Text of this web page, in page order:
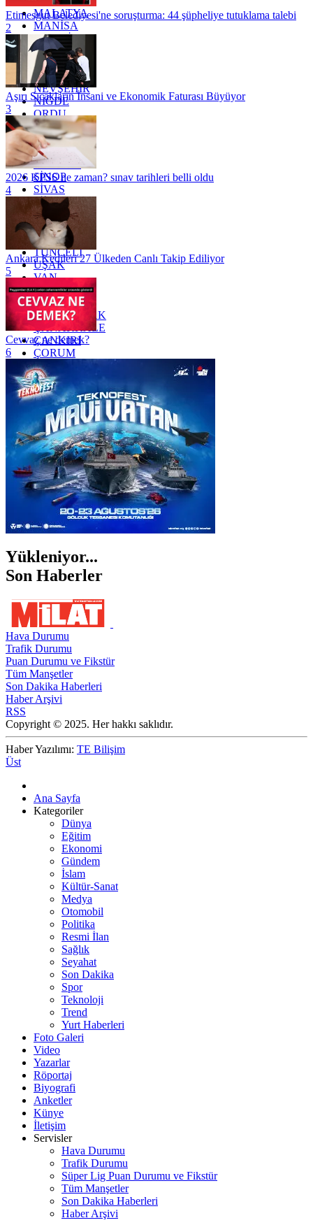
MALATYA
MANİSA
MARDİN
MERSİN
MUĞLA
MUŞ
NEVŞEHİR
NİĞDE
ORDU
OSMANİYE
RİZE
SAKARYA
SAMSUN
SİNOP
SİVAS
SİİRT
TEKİRDAĞ
TOKAT
TRABZON
TUNCELİ
UŞAK
VAN
YALOVA
YOZGAT
ZONGULDAK
ÇANAKKALE
ÇANKIRI
ÇORUM
İSTANBUL
İZMİR
ŞANLIURFA
ŞIRNAK
Etimesgut Belediyesi'ne soruşturma: 44 şüpheliye tutuklama talebi
2
Aşırı Sıcakların İnsani ve Ekonomik Faturası Büyüyor
3
2026 KPSS ne zaman? sınav tarihleri belli oldu
4
Ankara Kedileri 27 Ülkeden Canlı Takip Ediliyor
5
Cevvaz ne demek?
6
Yükleniyor...
Son Haberler
Hava Durumu
Trafik Durumu
Puan Durumu ve Fikstür
Tüm Manşetler
Son Dakika Haberleri
Haber Arşivi
RSS
Copyright © 2025. Her hakkı saklıdır.
Haber Yazılımı: TE Bilişim
Üst
Ana Sayfa
Kategoriler
Dünya
Eğitim
Ekonomi
Gündem
İslam
Kültür-Sanat
Medya
Otomobil
Politika
Resmi İlan
Sağlık
Seyahat
Son Dakika
Spor
Teknoloji
Trend
Yurt Haberleri
Foto Galeri
Video
Yazarlar
Röportaj
Biyografi
Anketler
Künye
İletişim
Servisler
Hava Durumu
Trafik Durumu
Süper Lig Puan Durumu ve Fikstür
Tüm Manşetler
Son Dakika Haberleri
Haber Arşivi